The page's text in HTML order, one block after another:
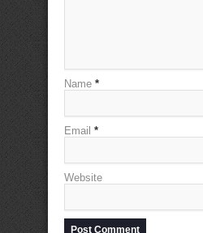
Name *
Email *
Website